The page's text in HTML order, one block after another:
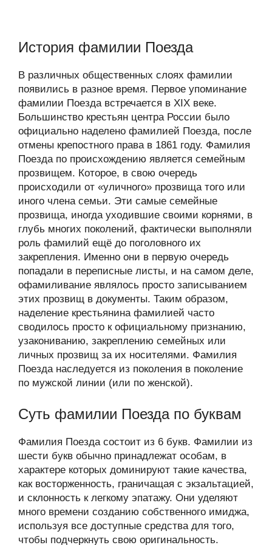
История фамилии Поезда
В различных общественных слоях фамилии
появились в разное время. Первое упоминание
фамилии Поезда встречается в XIX веке.
Большинство крестьян центра России было
официально наделено фамилией Поезда, после
отмены крепостного права в 1861 году. Фамилия
Поезда по происхождению является семейным
прозвищем. Которое, в свою очередь
происходили от «уличного» прозвища того или
иного члена семьи. Эти самые семейные
прозвища, иногда уходившие своими корнями, в
глубь многих поколений, фактически выполняли
роль фамилий ещё до поголовного их
закрепления. Именно они в первую очередь
попадали в переписные листы, и на самом деле,
офамиливание являлось просто записыванием
этих прозвищ в документы. Таким образом,
наделение крестьянина фамилией часто
сводилось просто к официальному признанию,
узакониванию, закреплению семейных или
личных прозвищ за их носителями. Фамилия
Поезда наследуется из поколения в поколение
по мужской линии (или по женской).
Суть фамилии Поезда по буквам
Фамилия Поезда состоит из 6 букв. Фамилии из
шести букв обычно принадлежат особам, в
характере которых доминируют такие качества,
как восторженность, граничащая с экзальтацией,
и склонность к легкому эпатажу. Они уделяют
много времени созданию собственного имиджа,
используя все доступные средства для того,
чтобы подчеркнуть свою оригинальность.